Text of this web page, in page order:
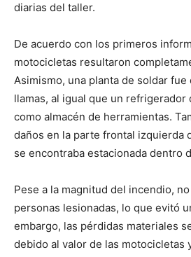
diarias del taller.
De acuerdo con los primeros
motocicletas resultaron
Asimismo, una planta de soldar
llamas, al igual que un refrigerador
como almacén de herramientas.
daños en la parte frontal izquierda
se encontraba estacionada dentro
Pese a la magnitud del incendio,
personas lesionadas, lo que evitó
embargo, las pérdidas materiales
debido al valor de las motocicletas